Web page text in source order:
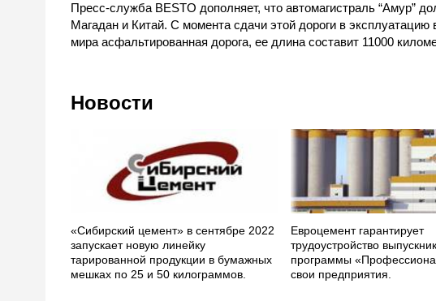
Пресс-служба BESTO дополняет, что автомагистраль “Амур”
Магадан и Китай. С момента сдачи этой дороги в
мира асфальтированная дорога, ее длина составит 11000
Новости
«Сибирский цемент» в сентябре 2022
запускает новую линейку
тарированной продукции в бумажных
мешках по 25 и 50 килограммов.
Евроцемент гарантирует
трудоустройство
программы
свои предприятия.